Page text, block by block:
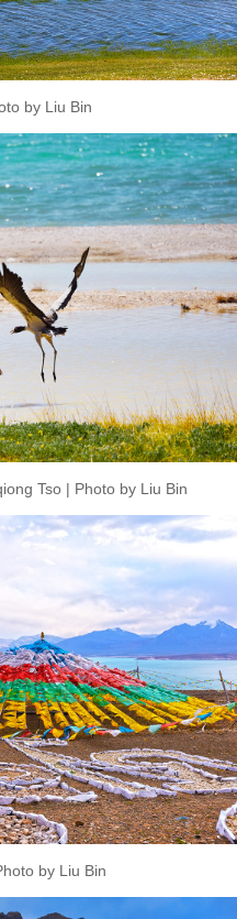
by Liu Bin
Tso | Photo by Liu Bin
by Liu Bin